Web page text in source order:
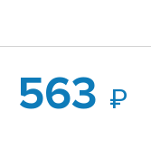
563